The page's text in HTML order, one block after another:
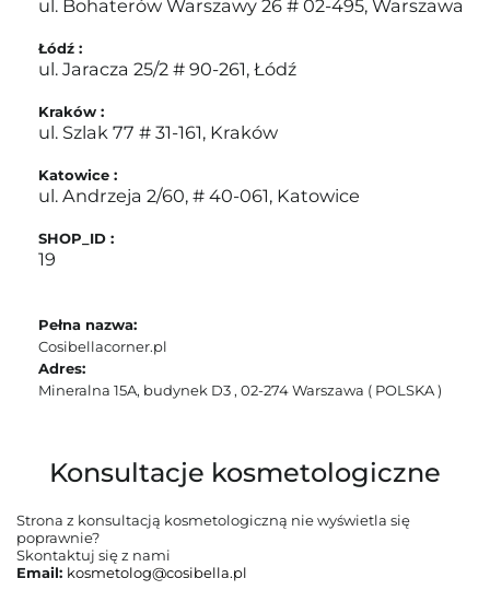
ul. Bohaterów Warszawy 26 # 02-495, Warszawa
Łódź :
ul. Jaracza 25/2 # 90-261, Łódź
Kraków :
ul. Szlak 77 # 31-161, Kraków
Katowice :
ul. Andrzeja 2/60, # 40-061, Katowice
SHOP_ID :
19
Pełna nazwa:
Cosibellacorner.pl
Adres:
Mineralna 15A, budynek D3 , 02-274 Warszawa ( POLSKA )
Konsultacje kosmetologiczne
Strona z konsultacją kosmetologiczną nie wyświetla się
poprawnie?
Skontaktuj się z nami
Email: kosmetolog@cosibella.pl